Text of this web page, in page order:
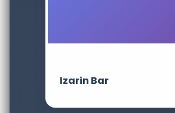
Izarin Bar